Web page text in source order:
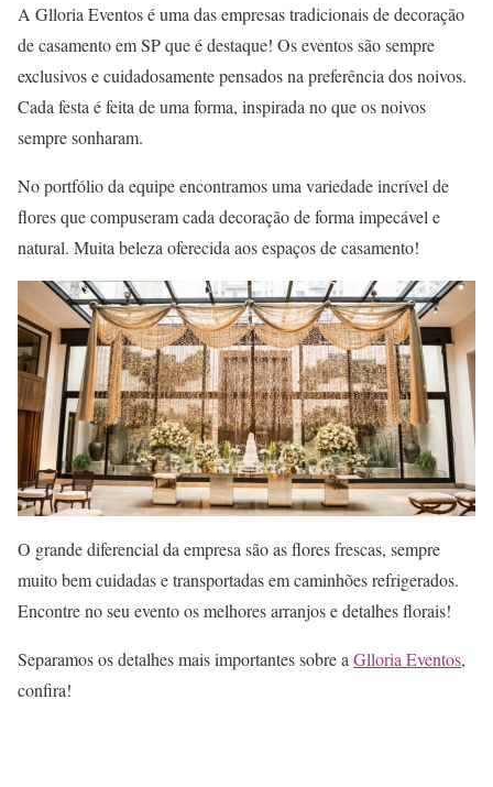
A Glloria Eventos é uma das empresas tradicionais de decoração
de casamento em SP que é destaque! Os eventos são sempre
exclusivos e cuidadosamente pensados na preferência dos noivos.
Cada festa é feita de uma forma, inspirada no que os noivos
sempre sonharam.
No portfólio da equipe encontramos uma variedade incrível de
flores que compuseram cada decoração de forma impecável e
natural. Muita beleza oferecida aos espaços de casamento!
O grande diferencial da empresa são as flores frescas, sempre
muito bem cuidadas e transportadas em caminhões refrigerados.
Encontre no seu evento os melhores arranjos e detalhes florais!
Separamos os detalhes mais importantes sobre aGlloria Eventos,
confira!